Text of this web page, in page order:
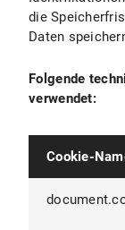
die
Daten
Folgende
verwendet:
Cookie-